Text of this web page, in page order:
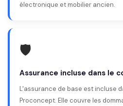
électronique et mobilier ancien.
🛡️
Assurance incluse dans le
L'assurance de base est incluse
Proconcept. Elle couvre les